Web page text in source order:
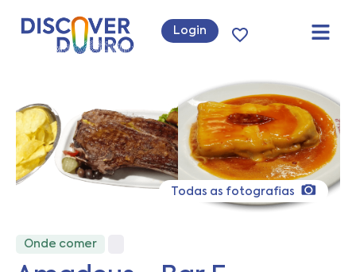
Login
Todas as fotografias
Onde comer